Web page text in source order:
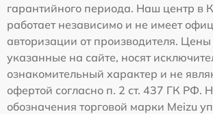
гарантийного периода. Наш центр в
работает независимо и не имеет
авторизации от производителя.
указанные на сайте, носят
ознакомительный характер и не
офертой согласно п. 2 ст. 437 ГК РФ.
обозначения торговой марки Meizu